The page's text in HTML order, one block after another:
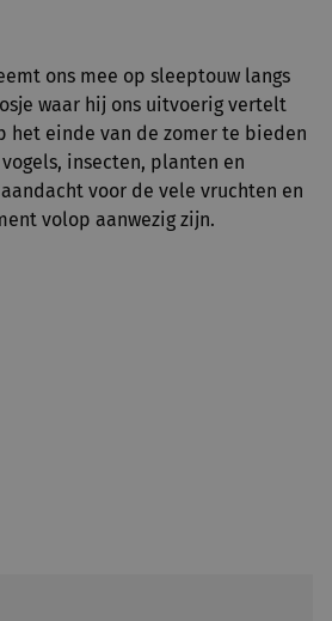
ons mee op sleeptouw langs
waar hij ons uitvoerig vertelt
het einde van de zomer te bieden
insecten, planten en
voor de vele vruchten en
volop aanwezig zijn.